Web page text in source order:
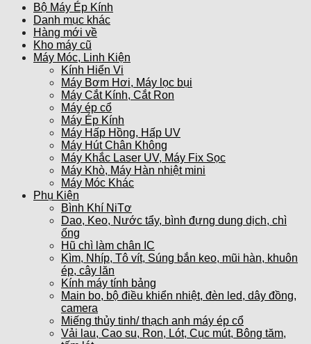
Bộ Máy Ép Kính
Danh mục khác
Hàng mới về
Kho máy cũ
Máy Móc, Linh Kiện
Kính Hiển Vi
Máy Bơm Hơi, Máy lọc bụi
Máy Cắt Kính, Cắt Ron
Máy ép cổ
Máy Ép Kính
Máy Hấp Hồng, Hấp UV
Máy Hút Chân Không
Máy Khắc Laser UV, Máy Fix Sọc
Máy Khò, Máy Hàn nhiệt mini
Máy Móc Khác
Phụ Kiện
Bình Khí NiTơ
Dao, Keo, Nước tẩy, bình đựng dung dịch, chì
ống
Hũ chì làm chân IC
Kìm, Nhíp, Tô vít, Súng bắn keo, mũi hàn, khuôn
ép, cây lăn
Kính máy tính bảng
Main bo, bộ điều khiển nhiệt, đèn led, dây đồng,
camera
Miếng thủy tinh/ thạch anh máy ép cổ
Vải lau, Cao su, Ron, Lót, Cục mút, Bông tăm,